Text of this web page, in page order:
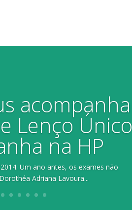
acompanha
Lenço Único
na HP
Um ano antes, os exames não
Adriana Lavoura...